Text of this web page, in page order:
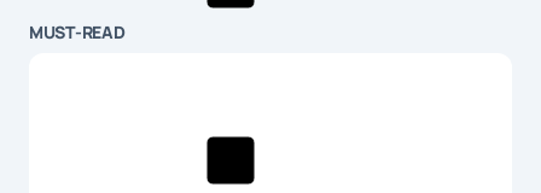
MUST-READ